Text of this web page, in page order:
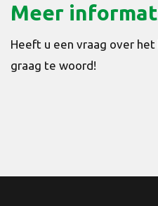
Meer
Heeft u een vraag over
graag te woord!